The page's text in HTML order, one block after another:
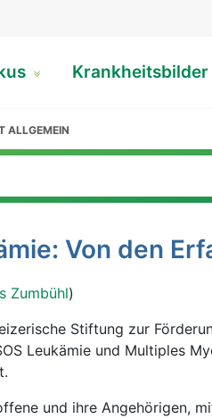
Krankheitsbilder
ALLGEMEIN
Von den
Zumbühl)
Stiftung zur
Leukämie und Multiples
und ihre Angehörigen,